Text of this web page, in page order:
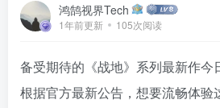
鸿鹄视界Tech
1年前更新 105次阅读
备受期待的《战地》系列最新作今
根据官方最新公告，想要流畅体验